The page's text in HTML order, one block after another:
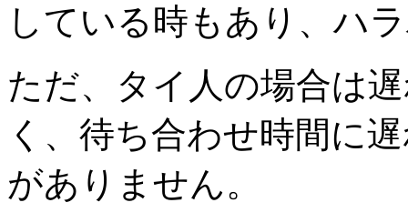
している時もあり、ハ
ただ、タイ人の場合は
く、待ち合わせ時間に
がありません。